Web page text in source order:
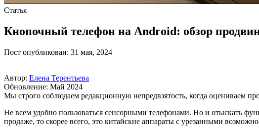
Статья
Кнопочный телефон на Android: обзор
Пост опубликован: 31 мая, 2024
Автор: Елена Терентьева
Обновление: Май 2024
Мы строго соблюдаем редакционную непредвзятость, когда оцениваем
Не всем удобно пользоваться сенсорными телефонами. Но и отыскать
продаже, то скорее всего, это китайские аппараты с урезанными